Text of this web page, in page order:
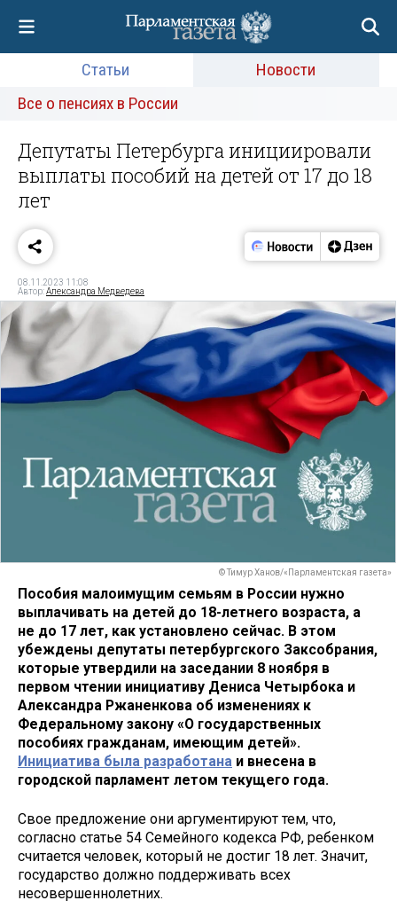
Статьи
Новости
Все о пенсиях в России
Депутаты Петербурга инициировали
выплаты пособий на детей от 17 до 18
лет
08.11.2023 11:08
Автор:Александра Медведева
© Тимур Ханов/«Парламентская газета»
Пособия малоимущим семьям в России нужно
выплачивать на детей до 18-летнего возраста, а
не до 17 лет, как установлено сейчас. В этом
убеждены депутаты петербургского Заксобрания,
которые утвердили на заседании 8 ноября в
первом чтении инициативу Дениса Четырбока и
Александра Ржаненкова об изменениях к
Федеральному закону «О государственных
пособиях гражданам, имеющим детей».
Инициатива была разработана и внесена в
городской парламент летом текущего года.
Свое предложение они аргументируют тем, что,
согласно статье 54 Семейного кодекса РФ, ребенком
считается человек, который не достиг 18 лет. Значит,
государство должно поддерживать всех
несовершеннолетних.